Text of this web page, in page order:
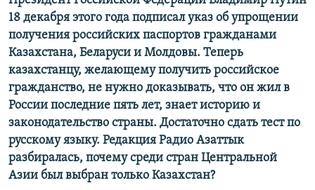
18 декабря этого года подписал указ об упрощении
получения российских паспортов гражданами
Казахстана, Беларуси и Молдовы. Теперь
казахстанцу, желающему получить российское
гражданство, не нужно доказывать, что он жил в
России последние пять лет, знает историю и
законодательство страны. Достаточно сдать тест по
русскому языку. Редакция Радио Азаттык
разбиралась, почему среди стран Центральной
Азии был выбран только Казахстан?